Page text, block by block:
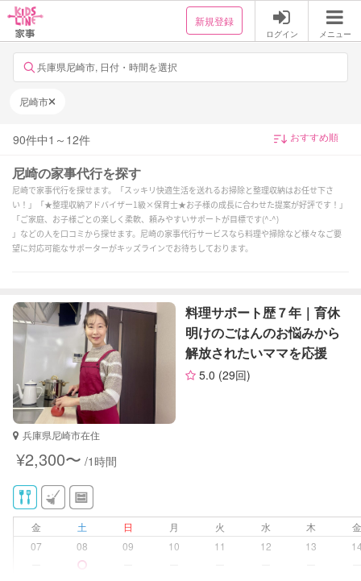
新規登録
ログイン メニュー
兵庫県尼崎市, 日付・時間を選択
尼崎市
90件中1 ～ 12件
尼崎の家事代行を探す
尼崎で家事代行を探せます。「スッキリ快適生活を送れるお掃除と整理収納はお任せ下さ
い！」「★整理収納アドバイザー1級×保育士★お子様の成長に合わせた提案が好評です！」
「ご家庭、お子様ごとの楽しく柔軟、頼みやすいサポートが目標です(^-^)
」などの人を口コミから探せます。尼崎の家事代行サービスなら料理や掃除など様々なご要
望に対応可能なサポーターがキッズラインでお待ちしております。
料理サポート歴７年｜育休
明けのごはんのお悩みから
解放されたいママを応援
5.0 (29回)
兵庫県尼崎市在住
¥2,300〜 /1時間
金 土 日 月 火 水 木
07
08 09 10 11 12 13